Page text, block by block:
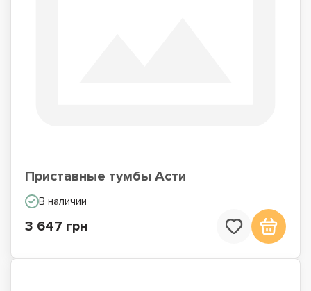
Приставные тумбы Асти
В наличии
3 647 грн